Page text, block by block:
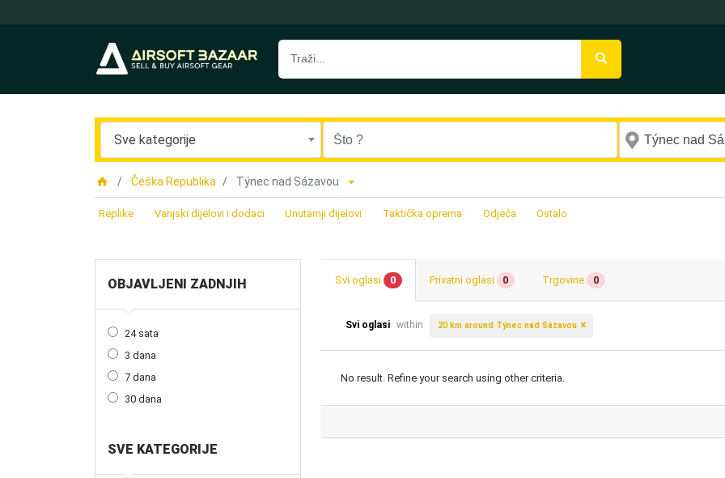
Sve kategorije
Češka Republika Týnec nad Sázavou
Replike Vanjski dijelovi i dodaci Unutarnji dijelovi Taktička oprema Odjeća Ostalo
OBJAVLJENI ZADNJIH
24 sata
3 dana
7 dana
30 dana
SVE KATEGORIJE
Svi oglasi 0 Privatni oglasi 0 Trgovine 0
Svi oglasi within 20 km around Týnec nad Sázavou
No result. Refine your search using other criteria.